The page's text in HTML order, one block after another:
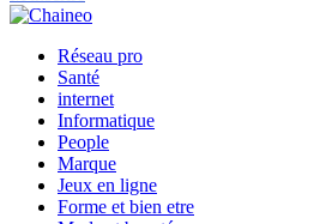
Réseau pro
Santé
internet
Informatique
People
Marque
Jeux en ligne
Forme et bien etre